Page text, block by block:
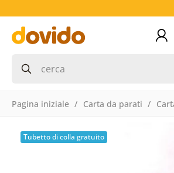
Pagina iniziale Carta da parati
Tubetto di colla gratuito